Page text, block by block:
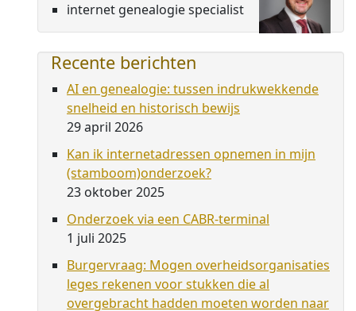
internet genealogie specialist
Recente berichten
AI en genealogie: tussen indrukwekkende
snelheid en historisch bewijs
29 april 2026
Kan ik internetadressen opnemen in mijn
(stamboom)onderzoek?
23 oktober 2025
Onderzoek via een CABR-terminal
1 juli 2025
Burgervraag: Mogen overheidsorganisaties
leges rekenen voor stukken die al
overgebracht hadden moeten worden naar